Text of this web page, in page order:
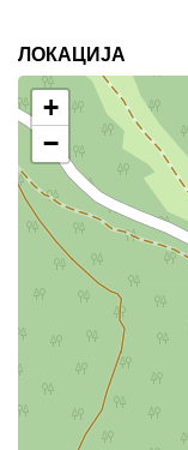
ЛОКАЦИЈА
+
−